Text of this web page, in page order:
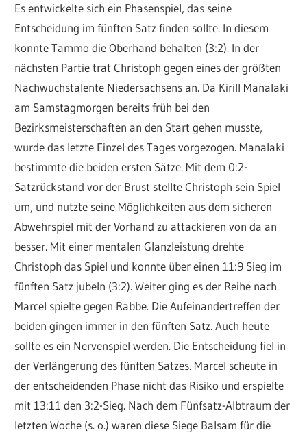
Es entwickelte sich ein Phasenspiel, das seine
Entscheidung im fünften Satz finden sollte. In diesem
konnte Tammo die Oberhand behalten (3:2). In der
nächsten Partie trat Christoph gegen eines der größten
Nachwuchstalente Niedersachsens an. Da Kirill Manalaki
am Samstagmorgen bereits früh bei den
Bezirksmeisterschaften an den Start gehen musste,
wurde das letzte Einzel des Tages vorgezogen. Manalaki
bestimmte die beiden ersten Sätze. Mit dem 0:2-
Satzrückstand vor der Brust stellte Christoph sein Spiel
um, und nutzte seine Möglichkeiten aus dem sicheren
Abwehrspiel mit der Vorhand zu attackieren von da an
besser. Mit einer mentalen Glanzleistung drehte
Christoph das Spiel und konnte über einen 11:9 Sieg im
fünften Satz jubeln (3:2). Weiter ging es der Reihe nach.
Marcel spielte gegen Rabbe. Die Aufeinandertreffen der
beiden gingen immer in den fünften Satz. Auch heute
sollte es ein Nervenspiel werden. Die Entscheidung fiel in
der Verlängerung des fünften Satzes. Marcel scheute in
der entscheidenden Phase nicht das Risiko und erspielte
mit 13:11 den 3:2-Sieg. Nach dem Fünfsatz-Albtraum der
letzten Woche (s. o.) waren diese Siege Balsam für die